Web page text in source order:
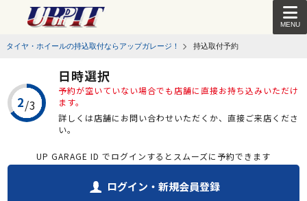
MENU
タイヤ・ホイールの持込取付ならアップガレージ！ 持込取付予約
日時選択
予約が空いていない場合でも店舗に直接お持ち込みいただけ
ます。
詳しくは店舗にお問い合わせいただくか、直接ご来店くださ
い。
UP GARAGE ID でログインするとスムーズに予約できます
ログイン・新規会員登録